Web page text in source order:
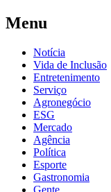
Menu
Notícia
Vida de Inclusão
Entretenimento
Serviço
Agronegócio
ESG
Mercado
Agência
Política
Esporte
Gastronomia